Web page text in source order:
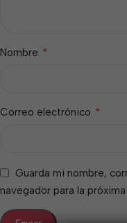
Nombre *
Correo electrónico *
Guarda mi nombre,
navegador para la